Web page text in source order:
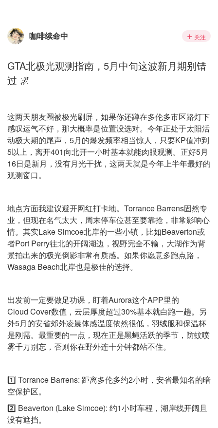
咖啡续命中 关注
GTA北极光观测指南，5月中旬这波新月期别错
过 🌌
这两天朋友圈被极光刷屏，如果你还蹲在多伦多市区路灯下
感叹运气不好，那大概率是位置没选对。今年正处于太阳活
动极大期的尾声，5月的爆发频率相当惊人，只要KP值冲到
5以上，离开401向北开一小时基本就能肉眼观测。正好5月
16日是新月，没有月光干扰，这两天就是今年上半年最好的
观测窗口。
地点方面我建议避开网红打卡地。Torrance Barrens固然专
业，但现在名气太大，周末停车位甚至要靠抢，非常影响心
情。其实Lake Simcoe北岸的一些小镇，比如Beaverton或
者Port Perry往北的开阔湖边，视野完全不输，大湖作为背
景拍出来的极光倒影非常有质感。如果你愿意多跑点路，
Wasaga Beach北岸也是极佳的选择。
出发前一定要做足功课，盯着Aurora这个APP里的
Cloud Cover数值，云层厚度超过30%基本就白跑一趟。另
外5月的安省郊外凌晨体感温度依然很低，羽绒服和保温杯
是刚需。最重要的一点，现在正是黑蝇活跃的季节，防蚊喷
雾千万别忘，否则你在野外连十分钟都站不住。
1️⃣ Torrance Barrens: 距离多伦多约2小时，安省最知名的暗
空保护区。
2️⃣ Beaverton (Lake Simcoe): 约1小时车程，湖岸线开阔且
没有遮挡。